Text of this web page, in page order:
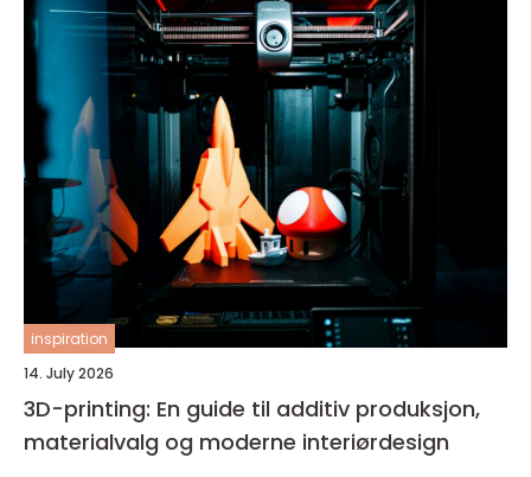
inspiration
14. July 2026
3D-printing: En guide til additiv produksjon,
materialvalg og moderne interiørdesign